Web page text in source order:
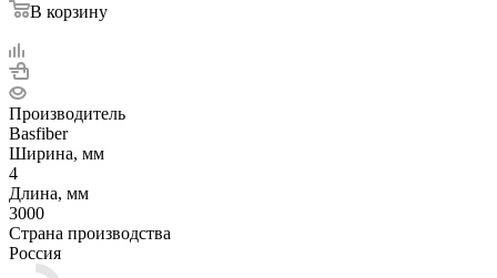
В корзину
Производитель
Basfiber
Ширина, мм
4
Длина, мм
3000
Страна производства
Россия